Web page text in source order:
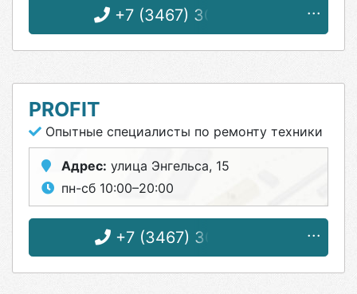
+7 (3467) 30-21-55
PROFIT
Опытные специалисты по ремонту техники
Адрес: улица Энгельса, 15
пн-сб 10:00–20:00
+7 (3467) 30-51-15